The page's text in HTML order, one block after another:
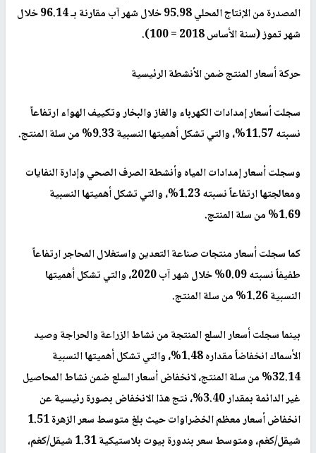
المصدرة من الإنتاج المحلي 95.98 خلال شهر آب مقارنة بـ 96.14 خلال
شهر تموز (سنة الأساس 2018 = 100).
حركة أسعار المنتج ضمن الأنشطة الرئيسية
سجلت أسعار إمدادات الكهرباء والغاز والبخار وتكييف الهواء ارتفاعاً
نسبته 11.57%، والتي تشكل أهميتها النسبية 9.33% من سلة المنتج.
وسجلت أسعار إمدادات المياه وأنشطة الصرف الصحي وإدارة النفايات
ومعالجتها ارتفاعاً نسبته 1.23%، والتي تشكل أهميتها النسبية
1.69% من سلة المنتج.
كما سجلت أسعار منتجات صناعة التعدين واستغلال المحاجر ارتفاعاً
طفيفاً نسبته 0.09% خلال شهر آب 2020، والتي تشكل أهميتها
النسبية 1.26% من سلة المنتج.
بينما سجلت أسعار السلع المنتجة من نشاط الزراعة والحراجة وصيد
الأسماك انخفاضاً مقداره 1.48%، والتي تشكل أهميتها النسبية
32.14% من سلة المنتج، لانخفاض أسعار السلع ضمن نشاط المحاصيل
غير الدائمة بمقدار 3.40%، نتج هذا الانخفاض بصورة رئيسية عن
انخفاض أسعار معظم الخضراوات حيث بلغ متوسط سعر الزهرة 1.51
شيقل/كغم، ومتوسط سعر بندورة بيوت بلاستيكية 1.31 شيقل/كغم،